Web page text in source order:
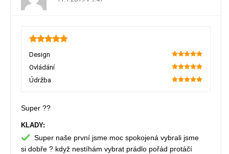
Design
100
Ovládání
100
Údržba
Super ??
KLADY:
Super naše první jsme moc spokojená vybrali jsme
si dobře ? když nestíhám vybrat prádlo pořád protáčí